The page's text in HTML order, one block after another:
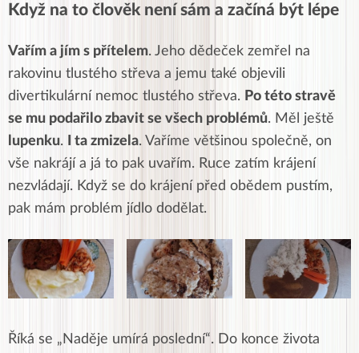
Když na to člověk není sám a začíná být lépe
Vařím a jím s přítelem. Jeho dědeček zemřel na
rakovinu tlustého střeva a jemu také objevili
divertikulární nemoc tlustého střeva. Po této stravě
se mu podařilo zbavit se všech problémů. Měl ještě
lupenku. I ta zmizela. Vaříme většinou společně, on
vše nakrájí a já to pak uvařím. Ruce zatím krájení
nezvládají. Když se do krájení před obědem pustím,
pak mám problém jídlo dodělat.
Říká se „Naděje umírá poslední“. Do konce života